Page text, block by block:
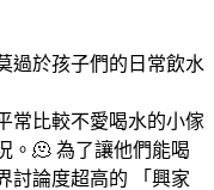
過於孩子們的日常飲水
常比較不愛喝水的小傢
。🫠 為了讓他們能喝
討論度超高的 「興家